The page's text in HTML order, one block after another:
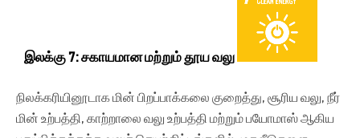
இலக்கு 7: சகாயமான மற்றும் தூய வலு
நிலக்கரியினூடாக மின் பிறப்பாக்கலை குறைத்து, சூரிய வலு, நீர்
மின் உற்பத்தி, காற்றாலை வலு உற்பத்தி மற்றும் பயோமாஸ் ஆகிய